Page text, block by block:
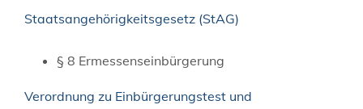
Staatsangehörigkeitsgesetz (StAG)
§ 8 Ermessenseinbürgerung
Verordnung zu Einbürgerungstest und